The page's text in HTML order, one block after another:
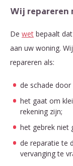
Wij repareren
De wet bepaalt
aan uw woning.
repareren als:
de schade
het gaat om
rekening zijn;
het gebrek niet
de reparatie te
vervanging te